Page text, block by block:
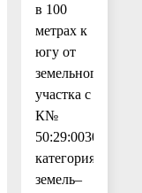
в 100
метрах к
югу от
земельного
участка с
К№
50:29:0030213:563,
категория
земель–